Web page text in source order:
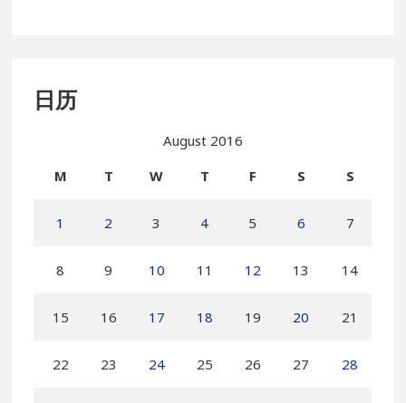
日历
August 2016
M
T W T F S S
1 2 3 4 5 6 7
8 9 10 11 12 13 14
15 16 17 18 19 20 21
22 23 24 25 26 27 28